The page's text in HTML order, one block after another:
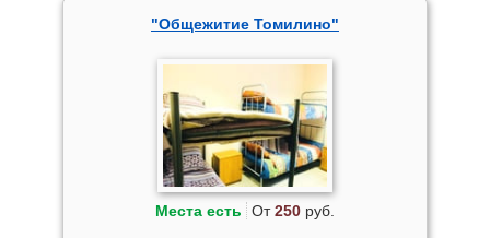
"Общежитие Томилино"
Места есть От250руб.